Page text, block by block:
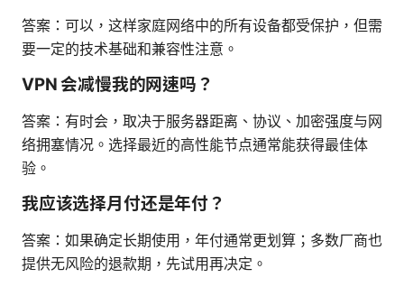
答案：可以，这样家庭网络中的所有设备都受保护，但需
要一定的技术基础和兼容性注意。
VPN 会减慢我的网速吗？
答案：有时会，取决于服务器距离、协议、加密强度与网
络拥塞情况。选择最近的高性能节点通常能获得最佳体
验。
我应该选择月付还是年付？
答案：如果确定长期使用，年付通常更划算；多数厂商也
提供无风险的退款期，先试用再决定。